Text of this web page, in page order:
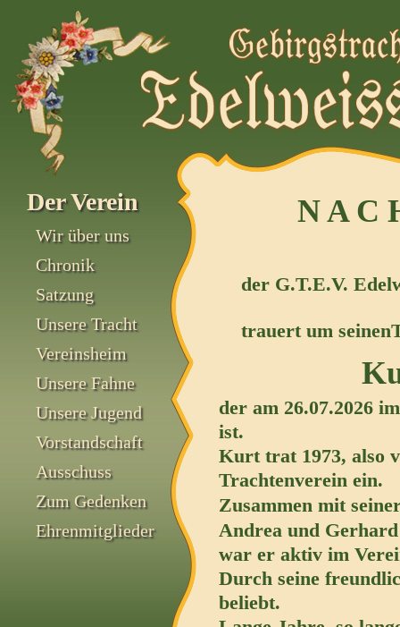
Der Verein
Wir über uns
Chronik
Satzung
Unsere Tracht
Vereinsheim
Unsere Fahne
Unsere Jugend
Vorstandschaft
Ausschuss
Zum Gedenken
Ehrenmitglieder
N A C
der G.T.E.V.
trauert um
Kurt
der am 26.07.2026
ist.
Kurt trat 1973, also
Trachtenverein ein.
Zusammen mit
Andrea und
war er aktiv im
Durch seine
beliebt.